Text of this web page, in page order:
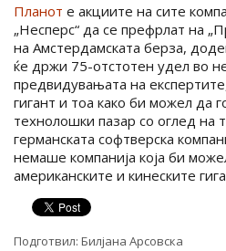
Планот е акциите на сите
„Несперс“ да се префрлат на
на Амстердамската берза,
ќе држи 75-отстотен удел во
предвидувањата на
гигант и тоа како би можел да
технолошки пазар со оглед на
германската софтверска
немаше компанија која би
американските и кинеските
Подготвил: Билјана Арсовска